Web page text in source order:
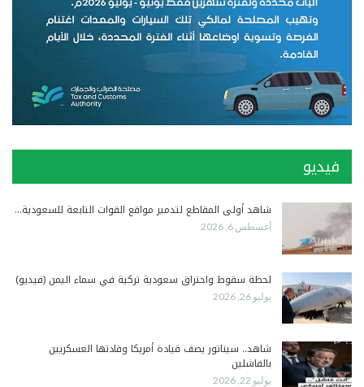
فيديو
شاهد أولى المقاطع لتدمير مواقع القوات التابعة للسعودية…
أغسطس 6, 2026
لحظة سقوط واحتراق سعودية تركية في سماء اليمن (فيديو)
يوليو 26, 2026
شاهد.. سيناتور يصف قيادة أمريكا وقادتها العسكريين
بالفاشلين
يوليو 22, 2026